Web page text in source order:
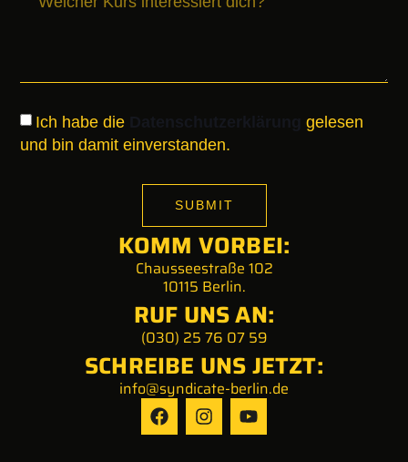
KOMM VORBEI:
Chausseestraße 102
10115 Berlin.
RUF UNS AN:
(030) 25 76 07 59
SCHREIBE UNS JETZT:
info@syndicate-berlin.de
Ich habe die
gelesen
und bin damit einverstanden.
SUBMIT